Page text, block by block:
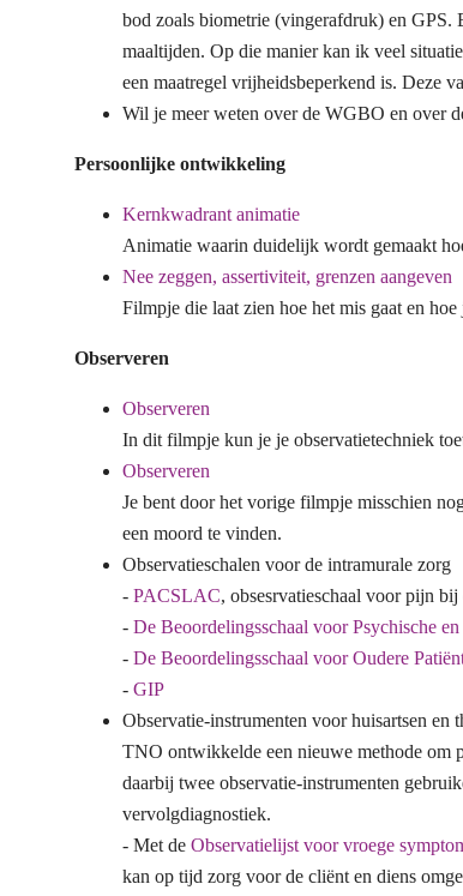
bod zoals biometrie (vingerafdruk) en GPS.
maaltijden. Op die manier kan ik veel
een maatregel vrijheidsbeperkend is. Deze
Wil je meer weten over de WGBO en over
Persoonlijke ontwikkeling
Kernkwadrant animatie
Animatie waarin duidelijk wordt gemaakt
Nee zeggen, assertiviteit, grenzen aangeven
Filmpje die laat zien hoe het mis gaat en
Observeren
Observeren
In dit filmpje kun je je observatietechniek
Observeren
Je bent door het vorige filmpje misschien
een moord te vinden.
Observatieschalen voor de intramurale zorg
- PACSLAC, obsesrvatieschaal voor pijn bij
- De Beoordelingsschaal voor Psychische
- De Beoordelingsschaal voor Oudere
- GIP
Observatie-instrumenten voor huisartsen en
TNO ontwikkelde een nieuwe methode om
daarbij twee observatie-instrumenten
vervolgdiagnostiek.
- Met de Observatielijst voor vroege
kan op tijd zorg voor de cliënt en diens